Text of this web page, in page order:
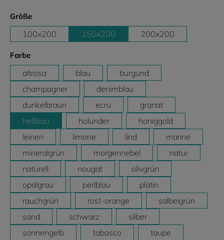
Größeauswählen
100x200 150x200 200x200
Farbeauswählen
altrosa blau
burgund
champagner
denimblau
dunkelbraun
ecru
granat
hellblau
holunder
honiggold
leinen
limone lind
marine
mineralgrün
morgennebel
natur
naturell
nougat
olivgrün
opalgrau
perlblau
platin
rauchgrün
rost-orange
salbeigrün
sand
schwarz
silber
sonnengelb
tabasco
taupe